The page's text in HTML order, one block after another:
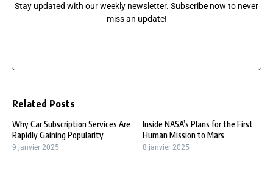
Stay updated with our weekly newsletter. Subscribe now to never
miss an update!
Related Posts
Why Car Subscription Services Are
Rapidly Gaining Popularity
9 janvier 2025
Inside NASA’s Plans for the First
Human Mission to Mars
8 janvier 2025